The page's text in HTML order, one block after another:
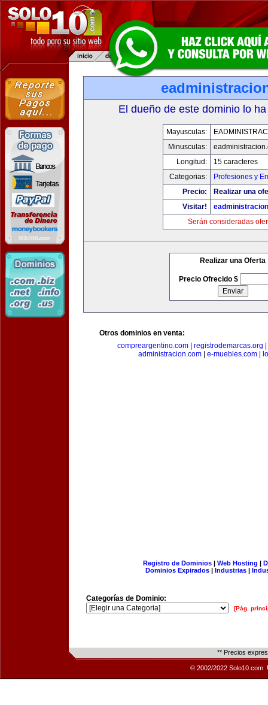
El dueño de este dominio lo
Mayusculas:
Minusculas:
Longitud:
15 caracteres
Categorias:
Profesiones y
Precio:
Realizar una
Visitar!
Serán consideradas
Realizar una Oferta
Precio Ofrecido $
Otros dominios en venta:
compreargentino.com
registrodemarcas.org
administracion.com
e-muebles.com
Registro de Dominios| Web Hosting |
Dominios Expirados | Industrias |
Categorías de Dominio:
[Pág.
** Precios
© 2002/2022 Solo10.com